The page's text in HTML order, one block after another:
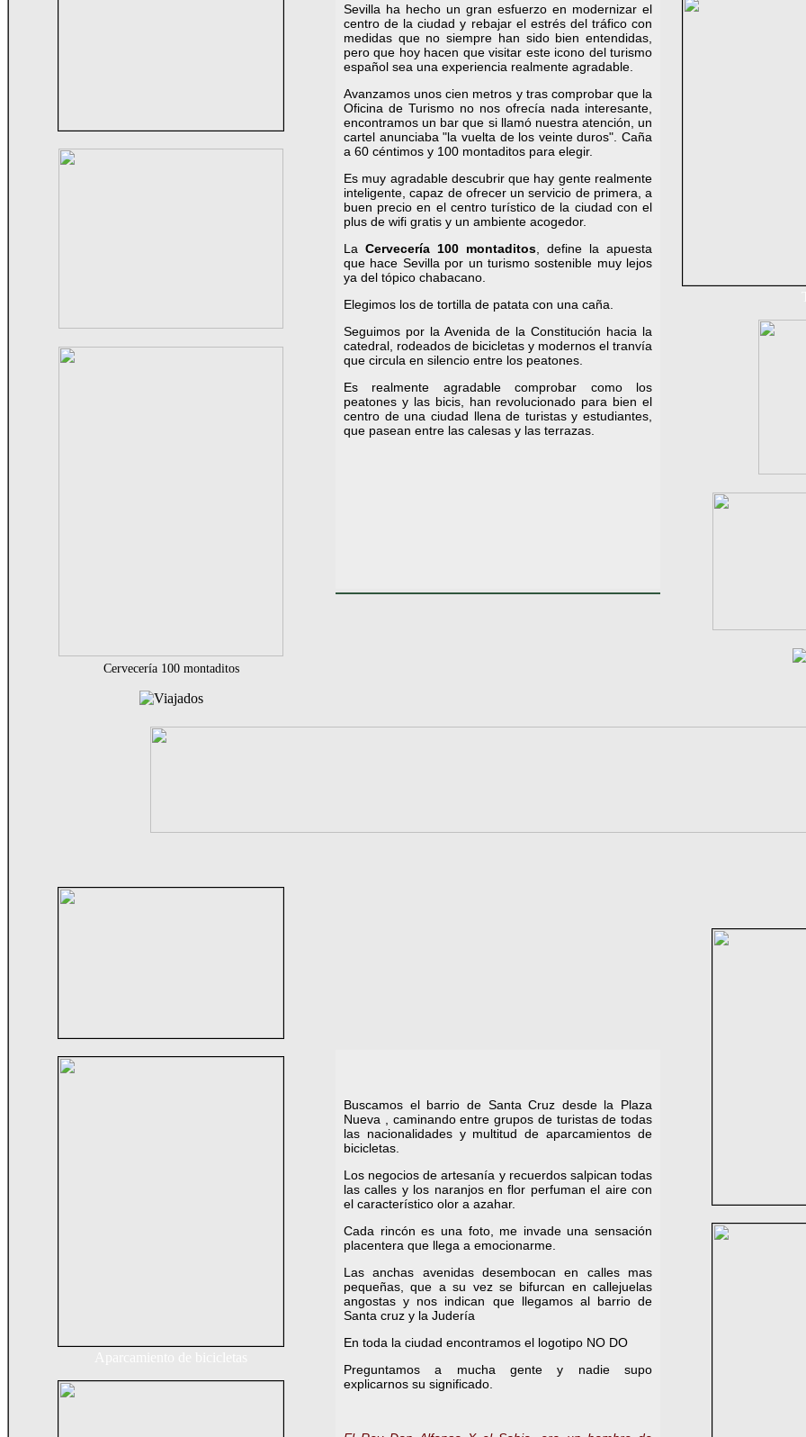
Cervecería 100 montaditos
Sevilla ha hecho un gran esfuerzo en modernizar el
centro de la ciudad y rebajar el estrés del tráfico con
medidas que no siempre han sido bien entendidas,
pero que hoy hacen que visitar este icono del turismo
español sea una experiencia realmente agradable.
Avanzamos unos cien metros y tras comprobar que la
Oficina de Turismo no nos ofrecía nada interesante,
encontramos un bar que si llamó nuestra atención, un
cartel anunciaba "la vuelta de los veinte duros". Caña
a 60 céntimos y 100 montaditos para elegir.
Es muy agradable descubrir que hay gente realmente
inteligente, capaz de ofrecer un servicio de primera, a
buen precio en el centro turístico de la ciudad con el
plus de wifi gratis y un ambiente acogedor.
La Cervecería 100 montaditos , define la apuesta
que hace Sevilla por un turismo sostenible muy lejos
ya del tópico chabacano.
Elegimos los de tortilla de patata con una caña.
Seguimos por la Avenida de la Constitución hacia la
catedral, rodeados de bicicletas y modernos el tranvía
que circula en silencio entre los peatones.
Es realmente agradable comprobar como los
peatones y las bicis, han revolucionado para bien el
centro de una ciudad llena de turistas y estudiantes,
que pasean entre las calesas y las terrazas.
Buscamos el barrio de Santa Cruz desde la Plaza
Nueva , caminando entre grupos de turistas de todas
las nacionalidades y multitud de aparcamientos de
bicicletas.
Los negocios de artesanía y recuerdos salpican todas
las calles y los naranjos en flor perfuman el aire con
el característico olor a azahar.
Cada rincón es una foto, me invade una sensación
placentera que llega a emocionarme.
Las anchas avenidas desembocan en calles mas
pequeñas, que a su vez se bifurcan en callejuelas
angostas y nos indican que llegamos al barrio de
Santa cruz y la Judería
En toda la ciudad encontramos el logotipo NO DO
Preguntamos a mucha gente y nadie supo
explicarnos su significado.